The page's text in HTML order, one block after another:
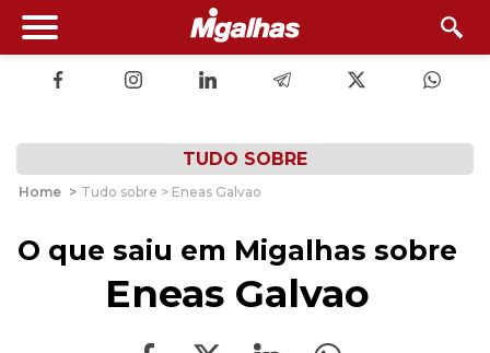
TUDO SOBRE
Home > Tudo sobre > Eneas Galvao
O que saiu em Migalhas sobre
Eneas Galvao